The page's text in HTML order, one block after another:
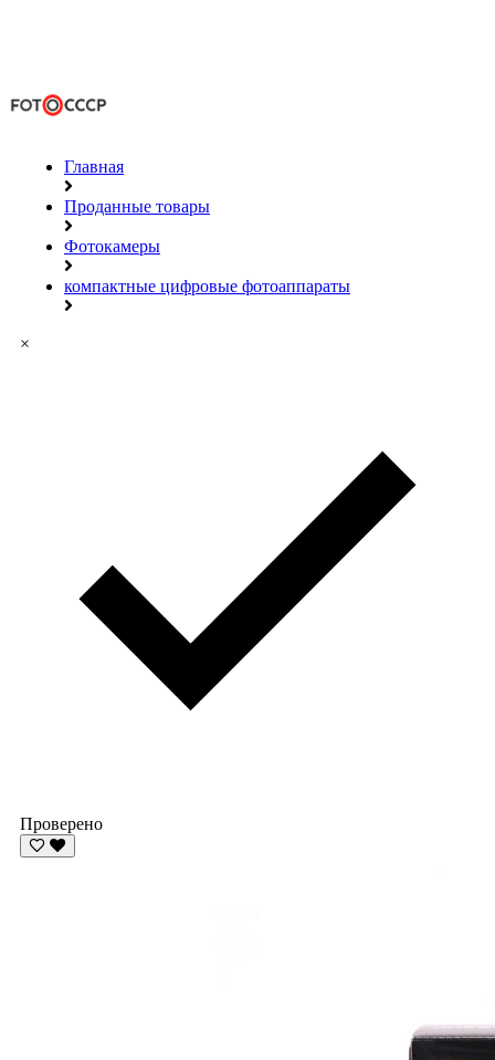
Главная
Проданные товары
Фотокамеры
компактные цифровые фотоаппараты
×
Проверено